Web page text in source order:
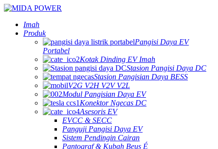
Imah
Produk
Pangisi Daya EV
Portabel
Kotak Dinding EV Imah
Stasion Pangisi Daya DC
Stasion Pangisian Daya BESS
V2G V2H V2V V2L
Modul Pangisian Daya EV
Konektor Ngecas DC
Asesoris EV
EVCC & SECC
Panguji Pangisi Daya EV
Sistem Pendingin Cairan
Pantograf & Kubah Beus É